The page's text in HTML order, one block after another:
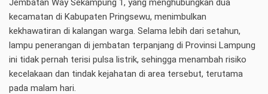
Jembatan Way Sekampung 1, yang menghubungkan dua
kecamatan di Kabupaten Pringsewu, menimbulkan
kekhawatiran di kalangan warga. Selama lebih dari setahun,
lampu penerangan di jembatan terpanjang di Provinsi Lampung
ini tidak pernah terisi pulsa listrik, sehingga menambah risiko
kecelakaan dan tindak kejahatan di area tersebut, terutama
pada malam hari.